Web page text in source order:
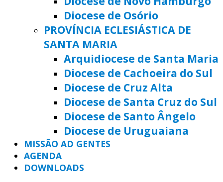
Diocese de Osório
PROVÍNCIA ECLESIÁSTICA DE
SANTA MARIA
Arquidiocese de Santa Maria
Diocese de Cachoeira do Sul
Diocese de Cruz Alta
Diocese de Santa Cruz do Sul
Diocese de Santo Ângelo
Diocese de Uruguaiana
MISSÃO AD GENTES
AGENDA
DOWNLOADS